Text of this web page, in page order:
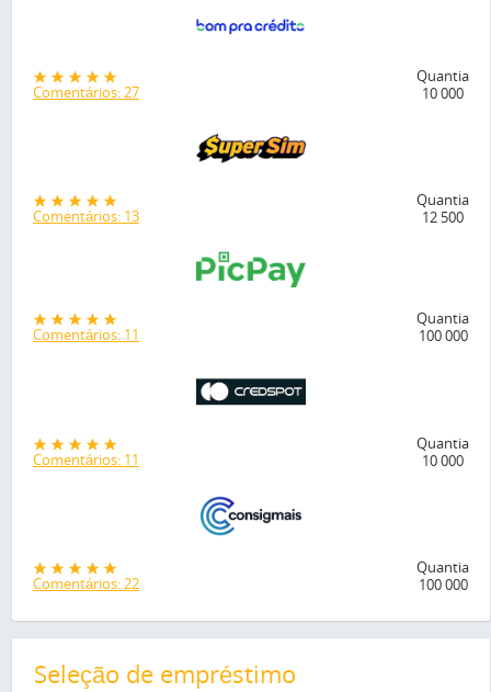
Comentários: 27
Quantia
10 000
Comentários: 13
Quantia
12 500
Comentários: 11
Quantia
100 000
Comentários: 11
Quantia
10 000
Comentários: 22
Quantia
100 000
Seleção de empréstimo